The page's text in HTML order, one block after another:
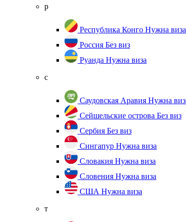
р
Республика Конго Нужна виза
Россия Без виз
Руанда Нужна виза
с
Саудовская Аравия Нужна
Сейшельские острова Без виз
Сербия Без виз
Сингапур Нужна виза
Словакия Нужна виза
Словения Нужна виза
США Нужна виза
т